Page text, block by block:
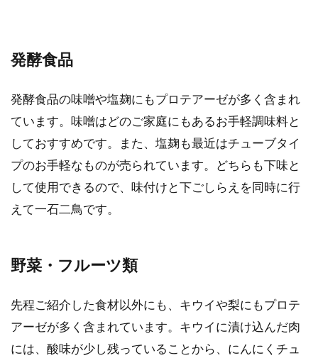
発酵食品
発酵食品の味噌や塩麹にもプロテアーゼが多く含まれ
ています。味噌はどのご家庭にもあるお手軽調味料と
しておすすめです。また、塩麹も最近はチューブタイ
プのお手軽なものが売られています。どちらも下味と
して使用できるので、味付けと下ごしらえを同時に行
えて一石二鳥です。
野菜・フルーツ類
先程ご紹介した食材以外にも、キウイや梨にもプロテ
アーゼが多く含まれています。キウイに漬け込んだ肉
には、酸味が少し残っていることから、にんにくチュ